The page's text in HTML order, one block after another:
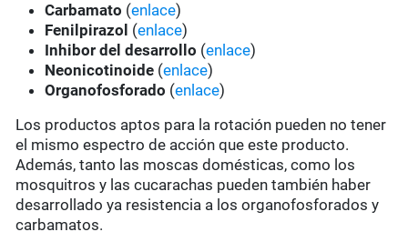
Carbamato (enlace)
Fenilpirazol (enlace)
Inhibor del desarrollo (enlace)
Neonicotinoide (enlace)
Organofosforado (enlace)
Los productos aptos para la rotación pueden no tener
el mismo espectro de acción que este producto.
Además, tanto las moscas domésticas, como los
mosquitros y las cucarachas pueden también haber
desarrollado ya resistencia a los organofosforados y
carbamatos.